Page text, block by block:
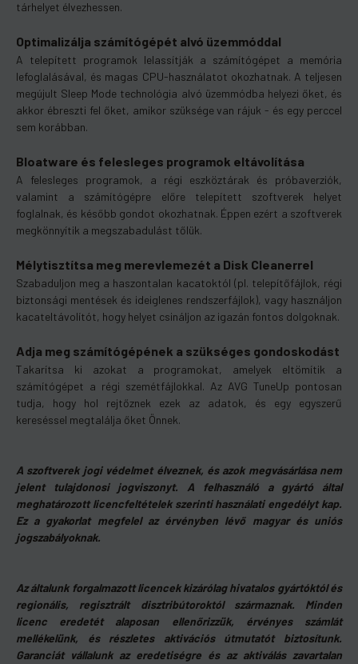
tárhelyet élvezhessen.
Optimalizálja számítógépét alvó üzemmóddal
A telepített programok lelassítják a számítógépet a memória
lefoglalásával, és magas CPU-használatot okozhatnak. A teljesen
megújult Sleep Mode technológia alvó üzemmódba helyezi őket, és
akkor ébreszti fel őket, amikor szüksége van rájuk - és egy perccel
sem korábban.
Bloatware és felesleges programok eltávolítása
A felesleges programok, a régi eszköztárak és próbaverziók,
valamint a számítógépre előre telepített szoftverek helyet
foglalnak, és később gondot okozhatnak. Éppen ezért a szoftverek
megkönnyítik a megszabadulást tőlük.
Mélytisztítsa meg merevlemezét a Disk Cleanerrel
Szabaduljon meg a haszontalan kacatoktól (pl. telepítőfájlok, régi
biztonsági mentések és ideiglenes rendszerfájlok), vagy használjon
kacateltávolítót, hogy helyet csináljon az igazán fontos dolgoknak.
Adja meg számítógépének a szükséges gondoskodást
Takarítsa ki azokat a programokat, amelyek eltömítik a
számítógépet a régi szemétfájlokkal. Az AVG TuneUp pontosan
tudja, hogy hol rejtőznek ezek az adatok, és egy egyszerű
kereséssel megtalálja őket Önnek.
A szoftverek jogi védelmet élveznek, és azok megvásárlása nem
jelent tulajdonosi jogviszonyt. A felhasználó a gyártó által
meghatározott licencfeltételek szerinti használati engedélyt kap.
Ez a gyakorlat megfelel az érvényben lévő magyar és uniós
jogszabályoknak.
Az általunk forgalmazott licencek kizárólag hivatalos gyártóktól és
regionális, regisztrált disztribútoroktól származnak. Minden
licenc eredetét alaposan ellenőrizzük, érvényes számlát
mellékelünk, és részletes aktivációs útmutatót biztosítunk.
Garanciát vállalunk az eredetiségre és az aktiválás zavartalan